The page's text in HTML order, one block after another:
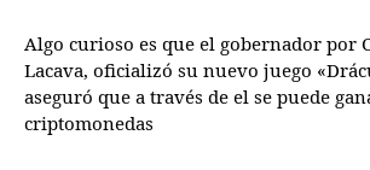
Algo curioso es que el gobernador por
Lacava, oficializó su nuevo juego
aseguró que a través de el se puede
criptomonedas